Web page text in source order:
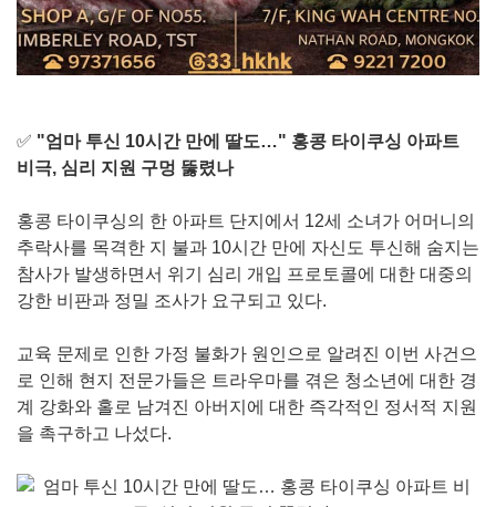
✅ "엄마 투신 10시간 만에 딸도…" 홍콩 타이쿠싱 아파트
비극, 심리 지원 구멍 뚫렸나
홍콩 타이쿠싱의 한 아파트 단지에서 12세 소녀가 어머니의
추락사를 목격한 지 불과 10시간 만에 자신도 투신해 숨지는
참사가 발생하면서 위기 심리 개입 프로토콜에 대한 대중의
강한 비판과 정밀 조사가 요구되고 있다.
교육 문제로 인한 가정 불화가 원인으로 알려진 이번 사건으
로 인해 현지 전문가들은 트라우마를 겪은 청소년에 대한 경
계 강화와 홀로 남겨진 아버지에 대한 즉각적인 정서적 지원
을 촉구하고 나섰다.